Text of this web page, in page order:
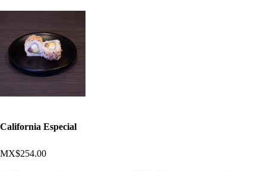
California Especial
MX$254.00